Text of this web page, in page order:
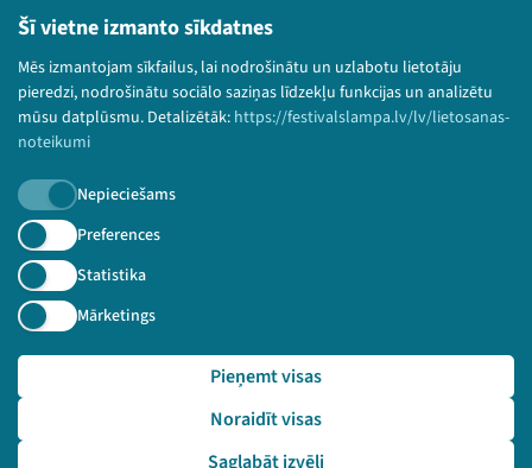
Šī vietne izmanto sīkdatnes
Mēs izmantojam sīkfailus, lai nodrošinātu un uzlabotu lietotāju
pieredzi, nodrošinātu sociālo saziņas līdzekļu funkcijas un analizētu
mūsu datplūsmu. Detalizētāk: https://festivalslampa.lv/lv/lietosanas-
noteikumi
Nepieciešams
Preferences
Statistika
Mārketings
Saglabāt izvēli
Noraidīt visas
Pieņemt visas
Lietošanas noteikumi un sīkdatņu politika
Bērnu aizsardzības politika
© 2026 Sarunu festivāls LAMPA Visas tiesības
paturētas.
Piesakies jaunumiem!
Nepalaid garām aktuālāko informāciju!
Pieteikties
🔗 https://festivalslampa.lv/lv/dalibnieki/7947